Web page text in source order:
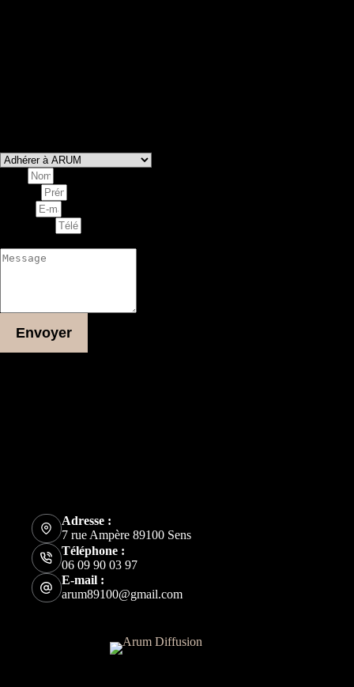
Envoyer
Adresse :
7 rue Ampère 89100 Sens
Téléphone :
06 09 90 03 97
E-mail :
arum89100@gmail.com